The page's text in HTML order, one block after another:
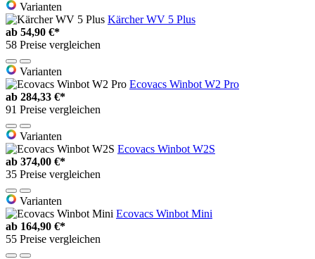
Varianten
Kärcher WV 5 Plus
ab 54,90 €*
58 Preise vergleichen
Varianten
Ecovacs Winbot W2 Pro
ab 284,33 €*
91 Preise vergleichen
Varianten
Ecovacs Winbot W2S
ab 374,00 €*
35 Preise vergleichen
Varianten
Ecovacs Winbot Mini
ab 164,90 €*
55 Preise vergleichen